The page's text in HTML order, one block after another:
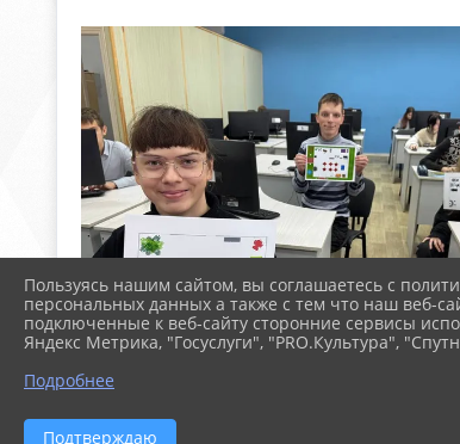
Пользуясь нашим сайтом, вы соглашаетесь с
персональных данных а также с тем что наш веб-
подключенные к веб-сайту сторонние сервисы
Яндекс Метрика, "Госуслуги", "PRO.Культура",
Подробнее
Подтверждаю